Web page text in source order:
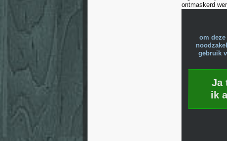
ontmaskerd
om
gebruik
Ja
ik